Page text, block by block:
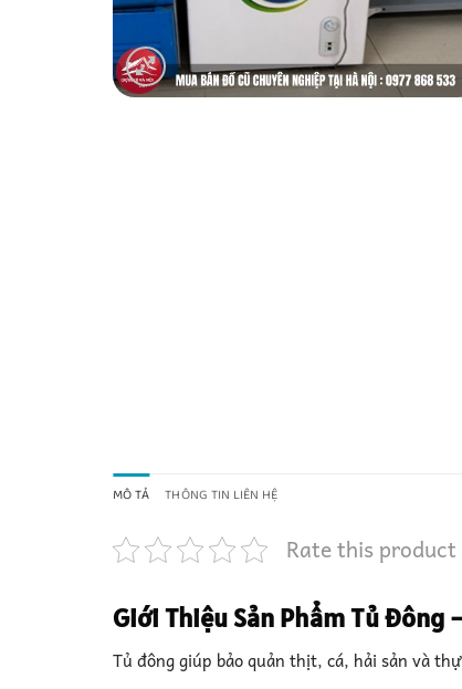
MÔ TẢ THÔNG TIN LIÊN HỆ
Rate this product
Giới Thiệu Sản Phẩm Tủ Đông
Tủ đông giúp bảo quản thịt, cá, hải sản và